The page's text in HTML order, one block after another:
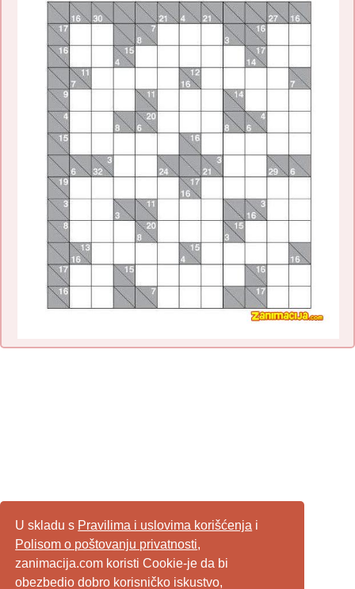
U skladu s Pravilima i uslovima korišćenja i
Polisom o poštovanju privatnosti,
zanimacija.com koristi Cookie-je da bi
obezbedio dobro korisničko iskustvo,